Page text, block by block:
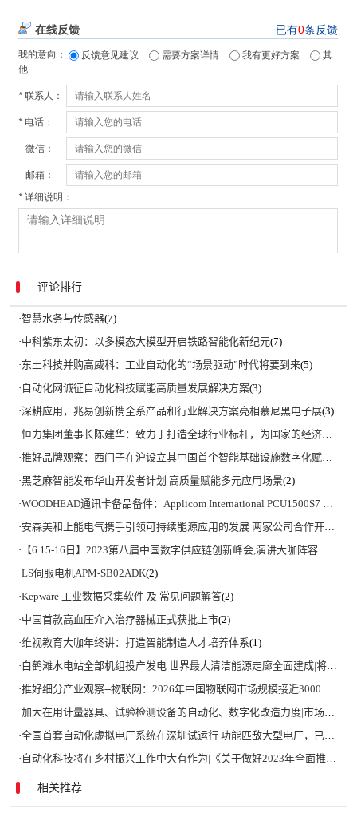
评论排行
·智慧水务与传感器(7)
·中科紫东太初：以多模态大模型开启铁路智能化新纪元(7)
·东土科技并购高威科：工业自动化的“场景驱动”时代将要到来(5)
· 自动化网诚征自动化科技赋能高质量发展解决方案(3)
·深耕应用，兆易创新携全系产品和行业解决方案亮相慕尼黑电子展(3)
·恒力集团董事长陈建华：致力于打造全球行业标杆，为国家的经济高质量发展贡献更大力量|上海电气集团党委书记、董事长吴磊来访
·推好品牌观察：西门子在沪设立其中国首个智能基础设施数字化赋能中心
·黑芝麻智能发布华山开发者计划 高质量赋能多元应用场景(2)
·WOODHEAD通讯卡备品备件：Applicom International PCU1500S7 PCU 1500 S7 V4.5.0
·安森美和上能电气携手引领可持续能源应用的发展 两家公司合作开发高性能储能和太阳能组串式逆变器方案 以实现可持续的未来
· 【6.15-16日】2023第八届中国数字供应链创新峰会,演讲大咖阵容官宣
·LS伺服电机APM-SB02ADK(2)
·Kepware 工业数据采集软件 及 常见问题解答(2)
·中国首款高血压介入治疗器械正式获批上市(2)
·维视教育大咖年终讲：打造智能制造人才培养体系(1)
·白鹤滩水电站全部机组投产发电 世界最大清洁能源走廊全面建成|将为建设新型能源体系、保障国家能源安全、实现“双碳”目标提供有力支撑
·推好细分产业观察--物联网：2026年中国物联网市场规模接近3000亿美元 智慧工厂、智慧城市、智慧电网等将占60%以上
·加大在用计量器具、试验检测设备的自动化、数字化改造力度|市场监管总局 工业和信息化部 关于促进企业计量能力提升的指导意见
·全国首套自动化虚拟电厂系统在深圳试运行 功能匹敌大型电厂，已入选国际典型案例
· 自动化科技将在乡村振兴工作中大有作为|《关于做好2023年全面推进乡村振兴重点工作的意见》发布
相关推荐